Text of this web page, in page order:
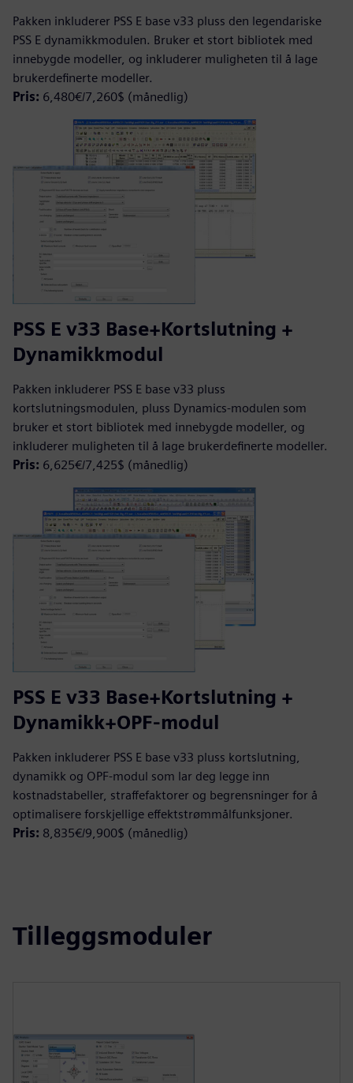
Pakken inkluderer PSS E base v33 pluss den legendariske
PSS E dynamikkmodulen. Bruker et stort bibliotek med
innebygde modeller, og inkluderer muligheten til å lage
brukerdefinerte modeller.
Pris: 6,480€/7,260$ (månedlig)
PSS E v33 Base+Kortslutning +
Dynamikkmodul
Pakken inkluderer PSS E base v33 pluss
kortslutningsmodulen, pluss Dynamics-modulen som
bruker et stort bibliotek med innebygde modeller, og
inkluderer muligheten til å lage brukerdefinerte modeller.
Pris: 6,625€/7,425$ (månedlig)
PSS E v33 Base+Kortslutning +
Dynamikk+OPF-modul
Pakken inkluderer PSS E base v33 pluss kortslutning,
dynamikk og OPF-modul som lar deg legge inn
kostnadstabeller, straffefaktorer og begrensninger for å
optimalisere forskjellige effektstrømmålfunksjoner.
Pris: 8,835€/9,900$ (månedlig)
Tilleggsmoduler